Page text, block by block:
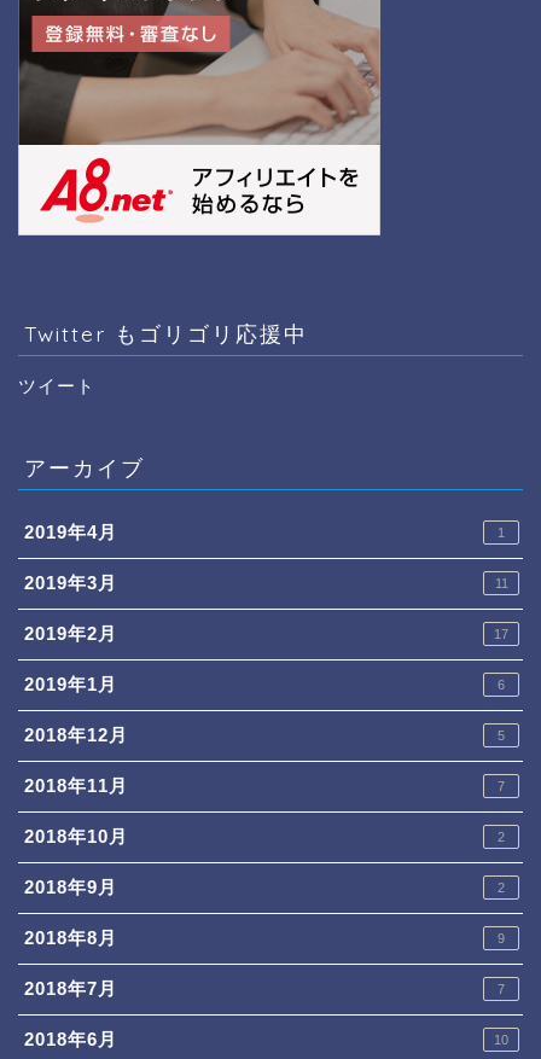
Twitter もゴリゴリ応援中
ツイート
アーカイブ
2019年4月 1
2019年3月 11
2019年2月 17
2019年1月 6
2018年12月 5
2018年11月 7
2018年10月 2
2018年9月 2
2018年8月 9
2018年7月 7
2018年6月 10